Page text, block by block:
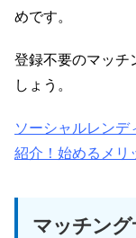
めです。
登録不要のマッチ
しょう。
ソーシャルレンデ
紹介！始めるメリ
マッチン